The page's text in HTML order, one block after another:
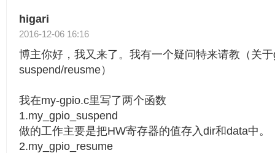
higari
2016-12-06 16:16
博主你好，我又来了。我有一个疑问特来请教（关
suspend/reusme）
我在my-gpio.c里写了两个函数
1.my_gpio_suspend
做的工作主要是把HW寄存器的值存入dir和data中。
2.my_gpio_resume